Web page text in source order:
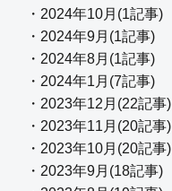
・2024年10月(1記事)
・2024年9月(1記事)
・2024年8月(1記事)
・2024年1月(7記事)
・2023年12月(22記事)
・2023年11月(20記事)
・2023年10月(20記事)
・2023年9月(18記事)